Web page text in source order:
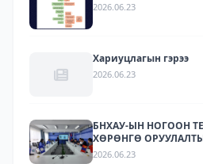
2026.06.23
Хариуцлагын гэрээ
2026.06.23
БНХАУ-ЫН НОГООН
ХӨРӨНГӨ
АЖИЛЛАГАА
2026.06.23